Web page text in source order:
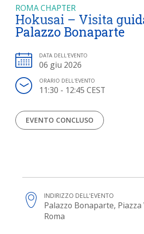
ROMA CHAPTER
Hokusai – Visita
Palazzo Bonaparte
DATA DELL'EVENTO
06 giu 2026
ORARIO DELL'EVENTO
11:30 - 12:45 CEST
EVENTO CONCLUSO
INDIRIZZO DELL'EVENTO
Palazzo Bonaparte, Piazza
Roma